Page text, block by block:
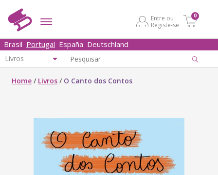
Entre ou
Registe-se
0
Brasil Portugal España Deutschland
Home / Livros / O Canto dos Contos